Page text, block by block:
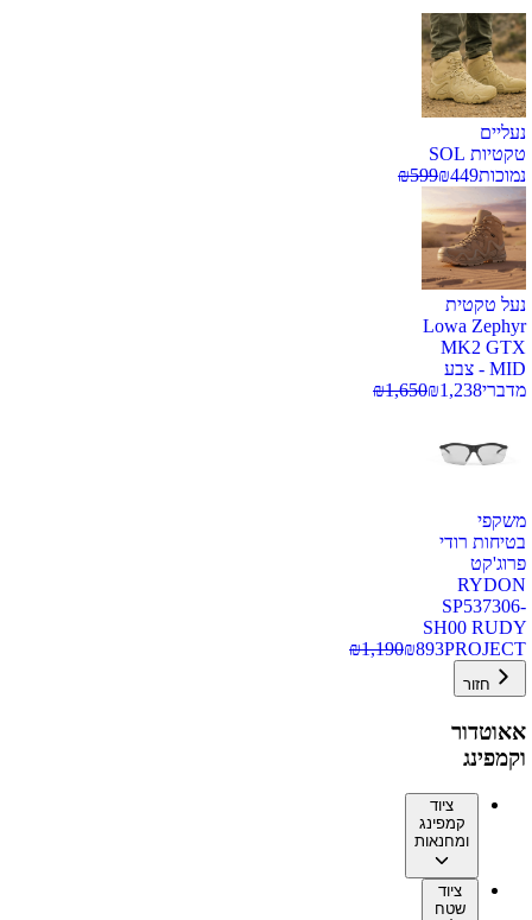
נעליים
טקטיות SOL
נמוכות
₪449
₪599
נעל טקטית
Lowa Zephyr
MK2 GTX
MID - צבע
מדברי
₪1,238
₪1,650
משקפי
בטיחות רודי
פרוג'קט
RYDON
SP537306-
SH00 RUDY
PROJECT
₪893
₪1,190
חזור
אאוטדור
וקמפינג
ציוד
קמפינג
ומחנאות
ציוד
שטח